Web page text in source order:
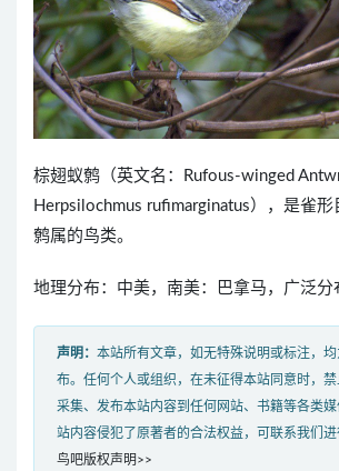
棕翅蚁鹩（英文名：Rufous-winged
Herpsilochmus rufimarginatus），是雀
鹩属的鸟类。
地理分布：中美，南美：巴拿马，广泛分
声明： 本站所有文章，如无特殊说明或标注，
布。任何个人或组织，在未征得本站同意时，禁
采集、发布本站内容到任何网站、书籍等各类
站内容侵犯了原著者的合法权益，可联系我们进
鸟吧版权声明>>